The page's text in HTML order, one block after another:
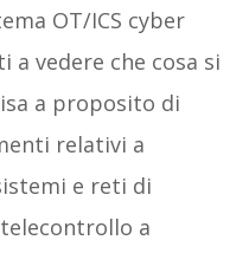
OT/ICS cyber
a vedere che cosa si
a proposito di
relativi a
e reti di
a